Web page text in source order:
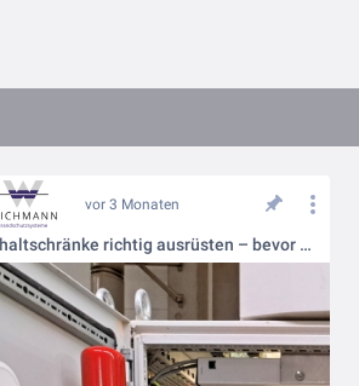
vor 3 Monaten
Schaltschränke richtig ausrüsten – bevor aus Hitze ein Brand wird